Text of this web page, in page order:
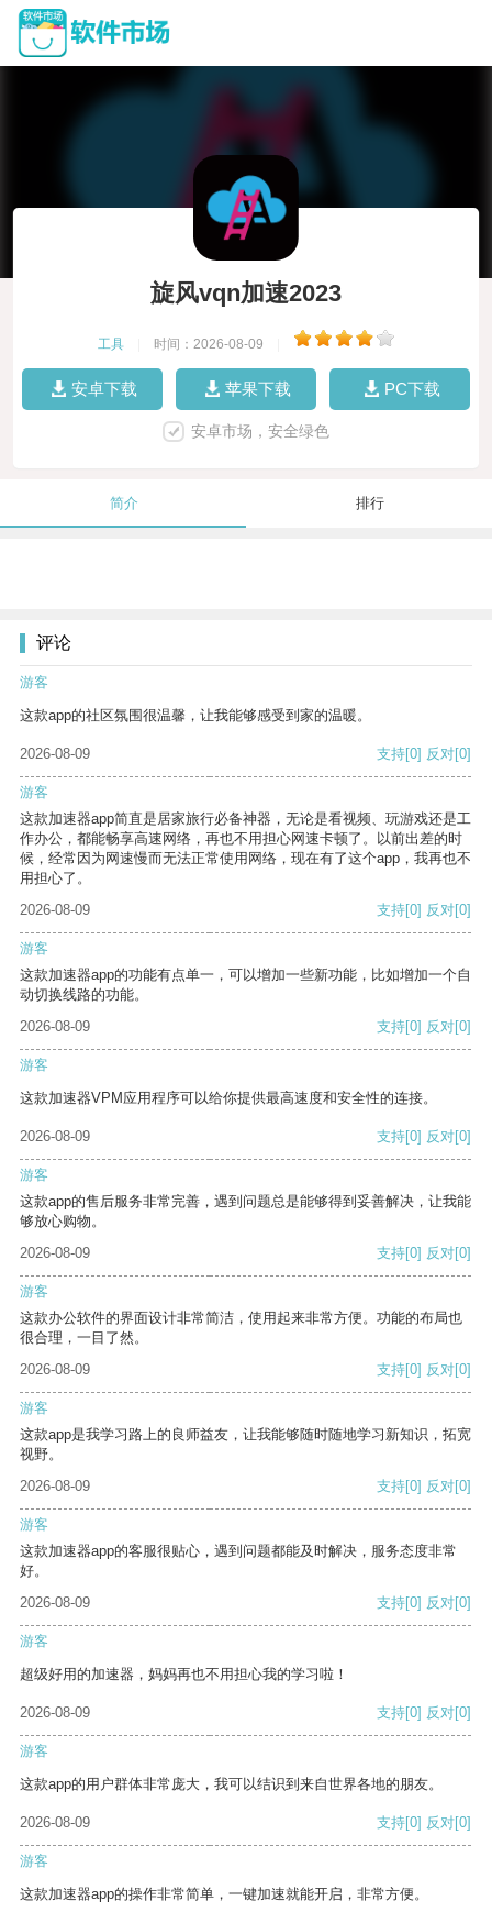
旋风vqn加速2023
工具 时间：2026-08-09
安卓下载 苹果下载 PC下载
安卓市场，安全绿色
简介 排行
评论
游客
这款app的社区氛围很温馨，让我能够感受到家的温暖。
2026-08-09 支持[0] 反对[0]
游客
这款加速器app简直是居家旅行必备神器，无论是看视频、玩游戏还是工
作办公，都能畅享高速网络，再也不用担心网速卡顿了。以前出差的时
候，经常因为网速慢而无法正常使用网络，现在有了这个app，我再也不
用担心了。
2026-08-09
支持[0] 反对[0]
游客
这款加速器app的功能有点单一，可以增加一些新功能，比如增加一个自
动切换线路的功能。
2026-08-09
支持[0] 反对[0]
游客
这款加速器VPM应用程序可以给你提供最高速度和安全性的连接。
2026-08-09 支持[0] 反对[0]
游客
这款app的售后服务非常完善，遇到问题总是能够得到妥善解决，让我能
够放心购物。
2026-08-09
支持[0] 反对[0]
游客
这款办公软件的界面设计非常简洁，使用起来非常方便。功能的布局也
很合理，一目了然。
2026-08-09
支持[0] 反对[0]
游客
这款app是我学习路上的良师益友，让我能够随时随地学习新知识，拓宽
视野。
2026-08-09
支持[0] 反对[0]
游客
这款加速器app的客服很贴心，遇到问题都能及时解决，服务态度非常
好。
2026-08-09
支持[0] 反对[0]
游客
超级好用的加速器，妈妈再也不用担心我的学习啦！
2026-08-09 支持[0] 反对[0]
游客
这款app的用户群体非常庞大，我可以结识到来自世界各地的朋友。
2026-08-09 支持[0] 反对[0]
游客
这款加速器app的操作非常简单，一键加速就能开启，非常方便。